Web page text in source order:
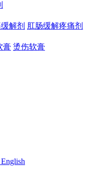
解剂 肛肠缓解疼痛剂
膏 烫伤软膏
English